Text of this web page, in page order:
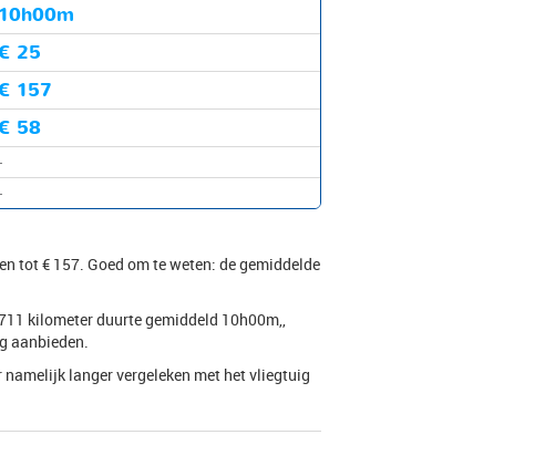
10h00m
25
157
58
tot € 157. Goed om te weten: de gemiddelde
kilometer duurte gemiddeld 10h00m,,
aanbieden.
langer vergeleken met het vliegtuig